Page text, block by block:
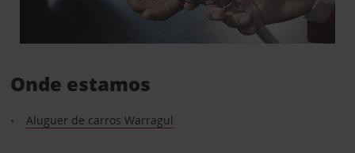
Onde estamos
Aluguer de carros Warragul